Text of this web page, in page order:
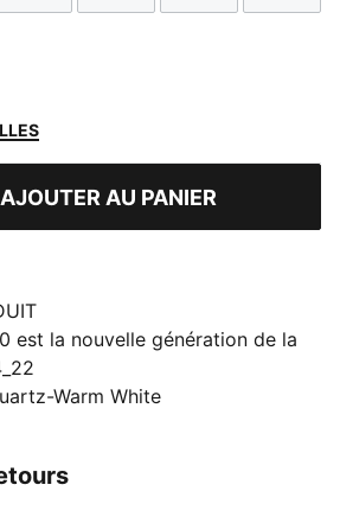
AJOUTER AU PANIER
est la nouvelle génération de la
Smash. Cette version moderne
daim avec un nouveau design
et d'un nouveau
de donner une nouvelle
La semelle SoftFoam+
Warm White